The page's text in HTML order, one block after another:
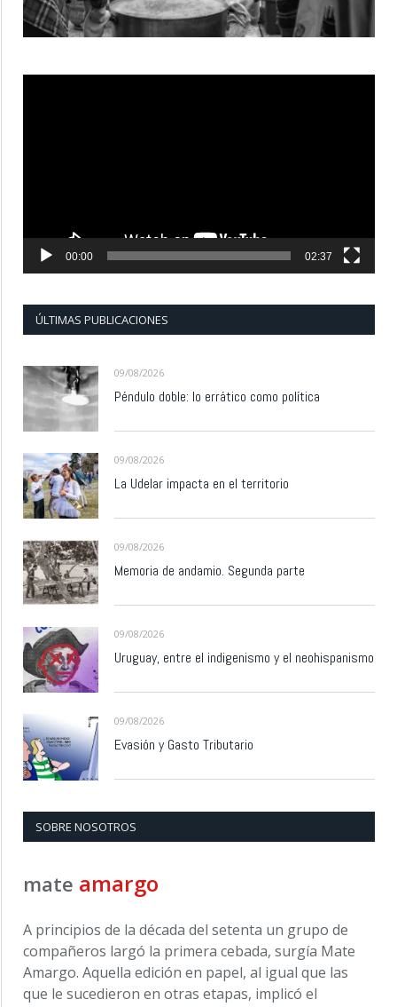
00:00 02:37
ÚLTIMAS PUBLICACIONES
09/08/2026
Péndulo doble: lo errático como política
09/08/2026
La Udelar impacta en el territorio
09/08/2026
Memoria de andamio. Segunda parte
09/08/2026
Uruguay, entre el indigenismo y el neohispanismo
09/08/2026
Evasión y Gasto Tributario
SOBRE NOSOTROS
mate amargo
A principios de la década del setenta un grupo de
compañeros largó la primera cebada, surgía Mate
Amargo. Aquella edición en papel, al igual que las
que le sucedieron en otras etapas, implicó el